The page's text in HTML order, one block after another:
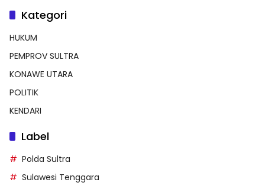
Kategori
HUKUM
PEMPROV SULTRA
KONAWE UTARA
POLITIK
KENDARI
Label
Polda Sultra
Sulawesi Tenggara